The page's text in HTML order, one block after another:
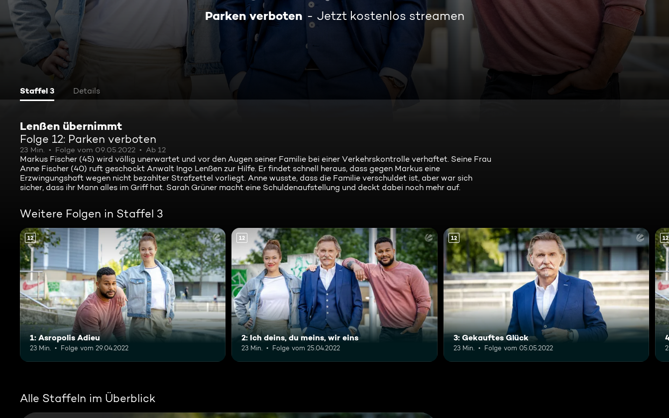
Parken verboten Jetzt kostenlos streamen
Staffel 3 Details
Lenßen übernimmt
Folge 12: Parken verboten
23 Min. Folge vom 09.05.2022 Ab 12
Markus Fischer (45) wird völlig unerwartet und vor den Augen seiner Familie bei einer Verkehrskontrolle verhaftet. Seine Frau
Anne Fischer (40) ruft geschockt Anwalt Ingo Lenßen zur Hilfe. Er findet schnell heraus, dass gegen Markus eine
Erzwingungshaft wegen nicht bezahlter Strafzettel vorliegt. Anne wusste, dass die Familie verschuldet ist, aber war sich
sicher, dass ihr Mann alles im Griff hat. Sarah Grüner macht eine Schuldenaufstellung und deckt dabei noch mehr auf.
Weitere Folgen in Staffel 3
12
1: Asropolis Adieu
23 Min. Folge vom 29.04.2022
12
2: Ich deins, du meins, wir eins
23 Min. Folge vom 25.04.2022
12
3: Gekauftes Glück
23 Min. Folge vom 05.05.2022
12
Alle Staffeln im Überblick